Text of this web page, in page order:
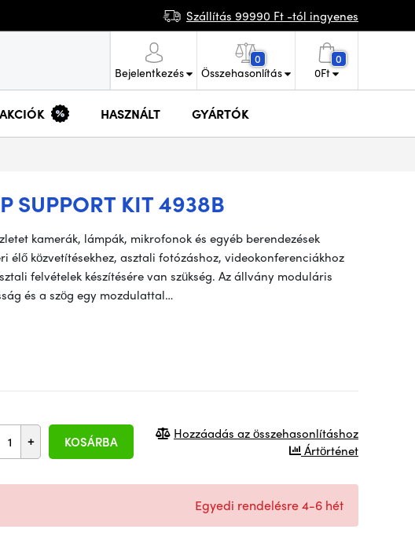
Szállítás 99990 Ft -tól ingyenes
Bejelentkezés
0
Összehasonlítás
0
0Ft
AKCIÓK HASZNÁLT GYÁRTÓK
SUPPORT KIT 4938B
kamerák, lámpák, mikrofonok és egyéb berendezések
élő közvetítésekhez, asztali fotózáshoz, videokonferenciákhoz
felvételek készítésére van szükség. Az állvány moduláris
és a szög egy mozdulattal…
+ KOSÁRBA
Hozzáadás az összehasonlításhoz
Ártörténet
Egyedi rendelésre 4-6 hét